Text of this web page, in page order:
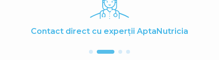
Contact direct cu experții AptaNutricia